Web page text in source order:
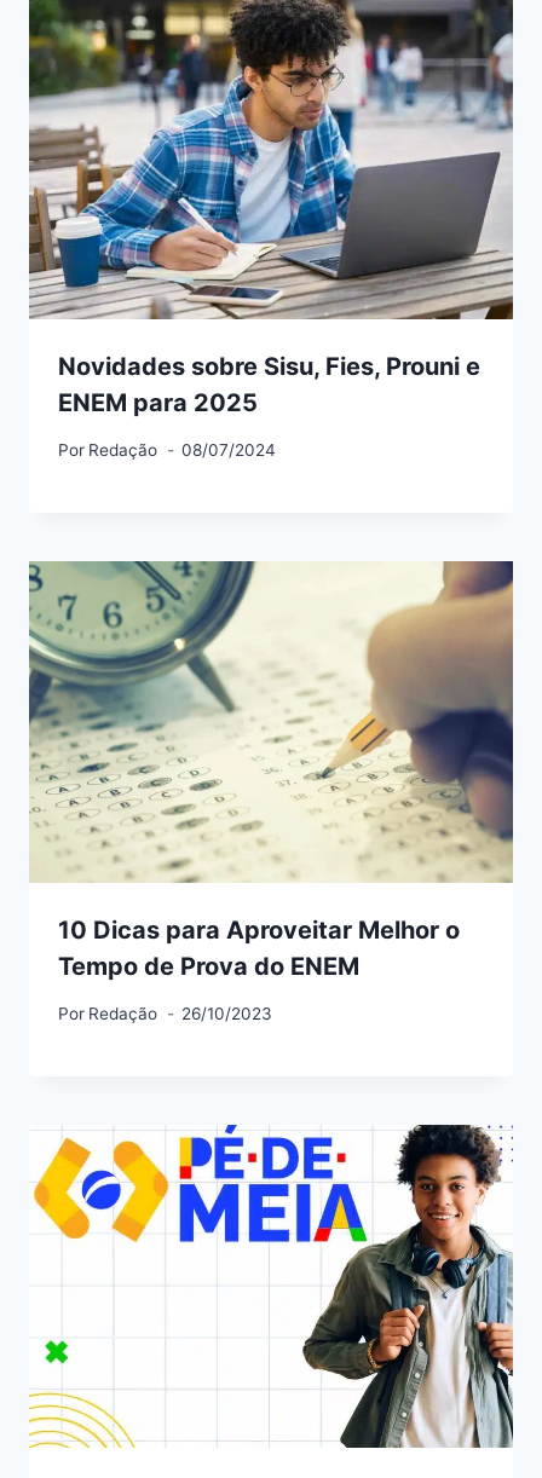
Novidades sobre Sisu, Fies, Prouni e
ENEM para 2025
Por Redação 08/07/2024
10 Dicas para Aproveitar Melhor o
Tempo de Prova do ENEM
Por Redação 26/10/2023